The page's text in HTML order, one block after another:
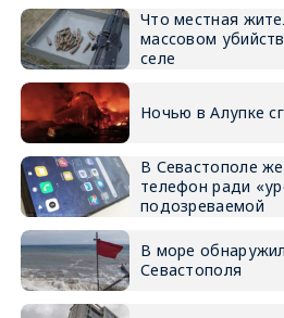
Что местная
массовом
селе
Ночью в Алупке
В Севастополе
телефон ради
подозреваемой
В море
Севастополя